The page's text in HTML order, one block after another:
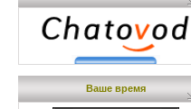
Ваше время